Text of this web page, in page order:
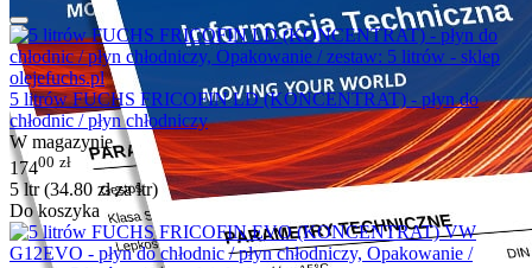
5 litrów FUCHS FRICOFIN LD (KONCENTRAT) - płyn do
chłodnic / płyn chłodniczy
W magazynie
17400 zł
5 ltr (34.80 złza ltr)
Do koszyka